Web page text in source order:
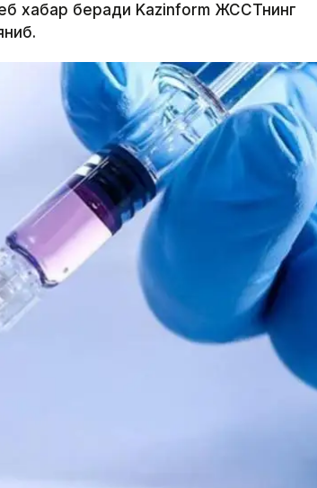
хабар беради Kazinform ЖССТнинг